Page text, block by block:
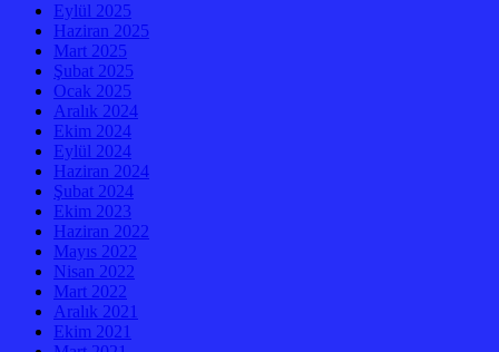
Eylül 2025
Haziran 2025
Mart 2025
Şubat 2025
Ocak 2025
Aralık 2024
Ekim 2024
Eylül 2024
Haziran 2024
Şubat 2024
Ekim 2023
Haziran 2022
Mayıs 2022
Nisan 2022
Mart 2022
Aralık 2021
Ekim 2021